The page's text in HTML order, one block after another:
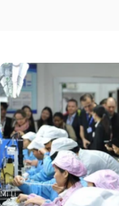
Mi Li